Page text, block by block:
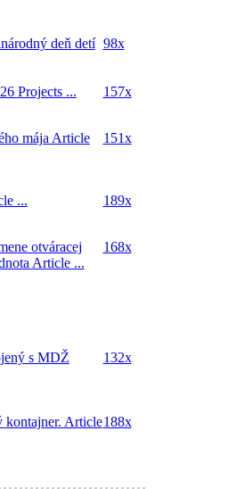
deň detí 98x
Projects ... 157x
mája Article
151x
... 189x
otváracej
Article ...
168x
s MDŽ
132x
kontajner. Article188x